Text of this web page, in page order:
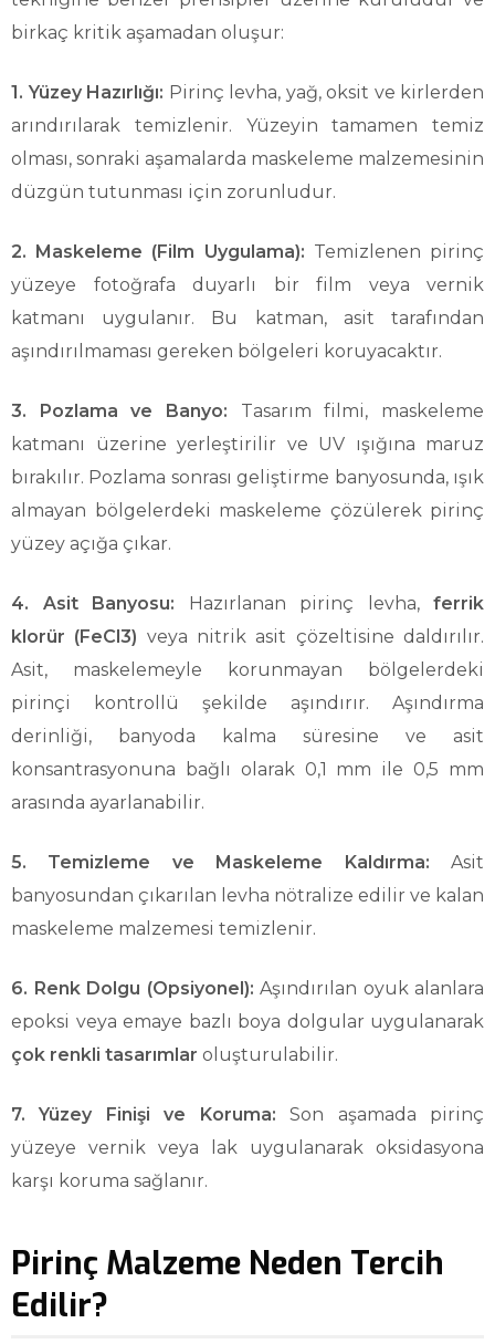
birkaç kritik aşamadan oluşur:
1. Yüzey Hazırlığı: Pirinç levha, yağ, oksit ve kirlerden
arındırılarak temizlenir. Yüzeyin tamamen temiz
olması, sonraki aşamalarda maskeleme malzemesinin
düzgün tutunması için zorunludur.
2. Maskeleme (Film Uygulama): Temizlenen pirinç
yüzeye fotoğrafa duyarlı bir film veya vernik
katmanı uygulanır. Bu katman, asit tarafından
aşındırılmaması gereken bölgeleri koruyacaktır.
3. Pozlama ve Banyo: Tasarım filmi, maskeleme
katmanı üzerine yerleştirilir ve UV ışığına maruz
bırakılır. Pozlama sonrası geliştirme banyosunda, ışık
almayan bölgelerdeki maskeleme çözülerek pirinç
yüzey açığa çıkar.
4. Asit Banyosu: Hazırlanan pirinç levha, ferrik
klorür (FeCl3) veya nitrik asit çözeltisine daldırılır.
Asit, maskelemeyle korunmayan bölgelerdeki
pirinçi kontrollü şekilde aşındırır. Aşındırma
derinliği, banyoda kalma süresine ve asit
konsantrasyonuna bağlı olarak 0,1 mm ile 0,5 mm
arasında ayarlanabilir.
5. Temizleme ve Maskeleme Kaldırma: Asit
banyosundan çıkarılan levha nötralize edilir ve kalan
maskeleme malzemesi temizlenir.
6. Renk Dolgu (Opsiyonel): Aşındırılan oyuk alanlara
epoksi veya emaye bazlı boya dolgular uygulanarak
çok renkli tasarımlar oluşturulabilir.
7. Yüzey Finişi ve Koruma: Son aşamada pirinç
yüzeye vernik veya lak uygulanarak oksidasyona
karşı koruma sağlanır.
Pirinç Malzeme Neden Tercih
Edilir?